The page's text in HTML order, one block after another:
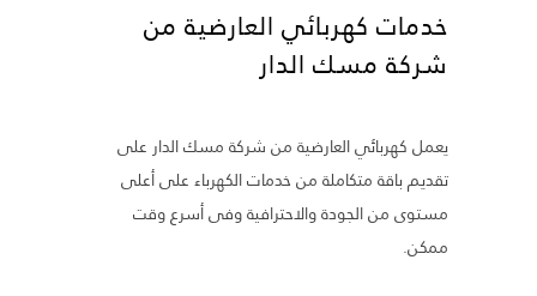
خدمات كهربائي العارضية من
شركة مسك الدار
يعمل كهربائي العارضية من شركة مسك الدار على
تقديم باقة متكاملة من خدمات الكهرباء على أعلى
مستوى من الجودة والاحترافية وفى أسرع وقت
ممكن.